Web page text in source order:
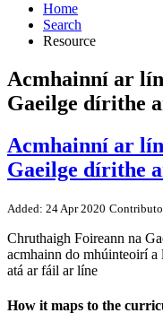
Home
Search
Resource
Acmhainní ar
Gaeilge dírithe
Acmhainní ar
Gaeilge dírithe
Added: 24 Apr 2020
Chruthaigh Foireann na
acmhainn do mhúinteoirí
atá ar fáil ar líne
How it maps to the